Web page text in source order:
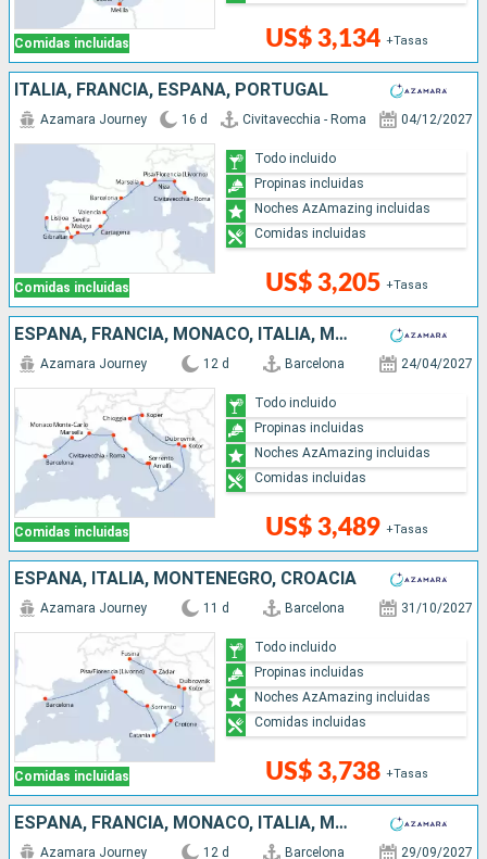
Comidas incluidas US$ 3,134 +Tasas
ITALIA, FRANCIA, ESPAÑA, PORTUGAL
Comidas incluidas
Azamara Journey 16 d Civitavecchia - Roma 04/12/2027
US$ 3,205 +Tasas
Todo incluido
Propinas incluidas
Noches AzAmazing incluidas
Comidas incluidas
ESPAÑA, FRANCIA, MONACO, ITALIA, MONTENEGRO, CROACIA, ESLOVENIA
Comidas incluidas
Azamara Journey 12 d Barcelona 24/04/2027
US$ 3,489 +Tasas
Todo incluido
Propinas incluidas
Noches AzAmazing incluidas
Comidas incluidas
ESPAÑA, ITALIA, MONTENEGRO, CROACIA
Comidas incluidas
Azamara Journey 11 d Barcelona 31/10/2027
US$ 3,738 +Tasas
Todo incluido
Propinas incluidas
Noches AzAmazing incluidas
Comidas incluidas
ESPAÑA, FRANCIA, MONACO, ITALIA, MONTENEGRO, CROACIA
Azamara Journey 12 d Barcelona 29/09/2027